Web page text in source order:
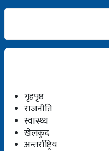
गृहपृष्ठ
राजनीति
स्वास्थ्य
खेलकुद
अन्तर्राष्ट्रिय